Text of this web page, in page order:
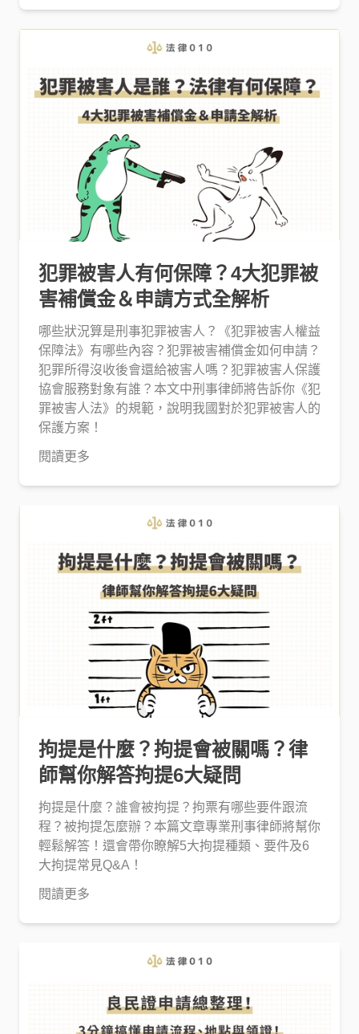
犯罪被害人有何保障？4大犯罪被
害補償金＆申請方式全解析
哪些狀況算是刑事犯罪被害人？《犯罪被害人權益
保障法》有哪些內容？犯罪被害補償金如何申請？
犯罪所得沒收後會還給被害人嗎？犯罪被害人保護
協會服務對象有誰？本文中刑事律師將告訴你《犯
罪被害人法》的規範，說明我國對於犯罪被害人的
保護方案！
閱讀更多
拘提是什麼？拘提會被關嗎？律
師幫你解答拘提6大疑問
拘提是什麼？誰會被拘提？拘票有哪些要件跟流
程？被拘提怎麼辦？本篇文章專業刑事律師將幫你
輕鬆解答！還會帶你瞭解5大拘提種類、要件及6
大拘提常見Q&A！
閱讀更多